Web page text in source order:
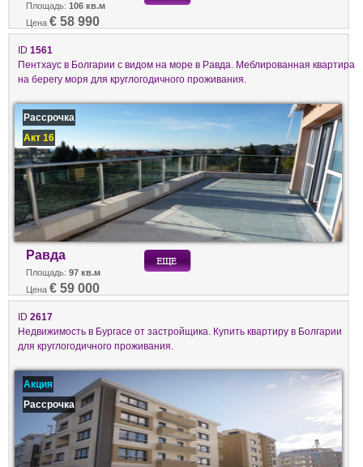
Площадь: 106 кв.м
Цена € 58 990
ID 1561
Пентхаус в Болгарии с видом на море в Равда. Меблированная квартира
на берегу моря для круглогодичного проживания.
Рассрочка
Акт 16
Равда
Площадь: 97 кв.м
Цена € 59 000
ID 2617
Недвижимость в Бургасе от застройщика. Купить квартиру в Болгарии
для круглогодичного проживания.
Акция
Рассрочка